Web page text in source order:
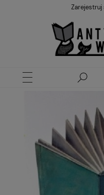
Zarejestruj